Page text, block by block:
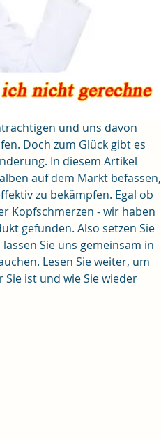
und uns davon
Doch zum Glück gibt es
In diesem Artikel
auf dem Markt befassen,
zu bekämpfen. Egal ob
Kopfschmerzen - wir haben
gefunden. Also setzen Sie
Sie uns gemeinsam in
Lesen Sie weiter, um
ist und wie Sie wieder